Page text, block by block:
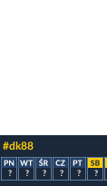
#dk88
? ? ? ? ? ?